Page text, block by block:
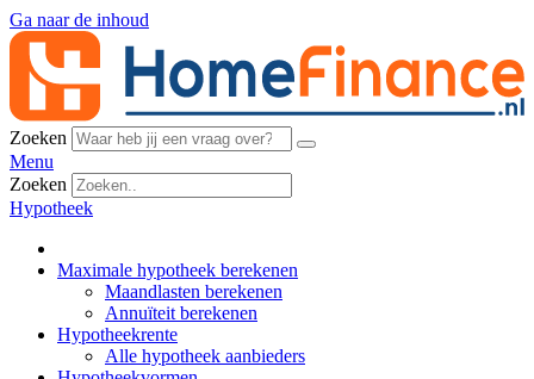
Ga naar de inhoud
Zoeken
Menu
Zoeken
Hypotheek
Maximale hypotheek berekenen
Maandlasten berekenen
Annuïteit berekenen
Hypotheekrente
Alle hypotheek aanbieders